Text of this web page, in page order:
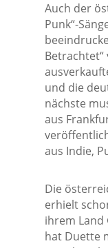
Auch der
Punk“-
und die
nächste
aus
aus Indie,
Die
erhielt
ihrem Land
hat Duette